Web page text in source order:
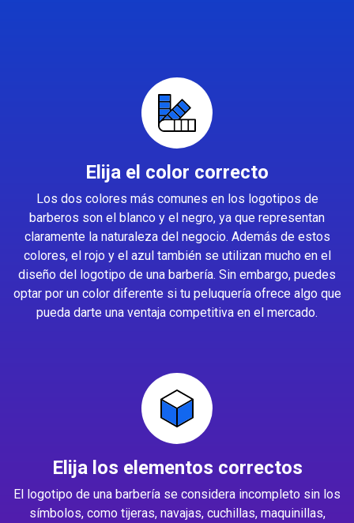
Elija el color correcto
Los dos colores más comunes en los logotipos de
barberos son el blanco y el negro, ya que representan
claramente la naturaleza del negocio. Además de estos
colores, el rojo y el azul también se utilizan mucho en el
diseño del logotipo de una barbería. Sin embargo, puedes
optar por un color diferente si tu peluquería ofrece algo que
pueda darte una ventaja competitiva en el mercado.
Elija los elementos correctos
El logotipo de una barbería se considera incompleto sin los
símbolos, como tijeras, navajas, cuchillas, maquinillas,